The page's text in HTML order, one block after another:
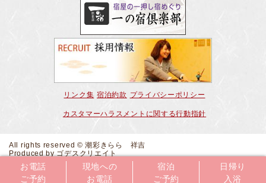
お電話
ご予約
現地への
お電話
宿泊
ご予約
日帰り
入浴
リンク集 宿泊約款 プライバシーポリシー
カスタマーハラスメントに関する行動指針
All rights reserved © 潮彩きらら 祥吉
Produced by ゴデスクリエイト
夢乃井
巴屋本舗